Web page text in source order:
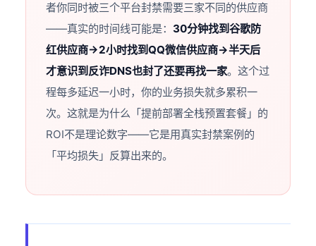
者你同时被三个平台封禁需要三家不同的供应商
——真实的时间线可能是： 30分钟找到谷歌防
红供应商→2小时找到QQ微信供应商→半天后
才意识到反诈DNS也封了还要再找一家。这个过
程每多延迟一小时，你的业务损失就多累积一
次。这就是为什么「提前部署全栈预置套餐」的
ROI不是理论数字——它是用真实封禁案例的
「平均损失」反算出来的。